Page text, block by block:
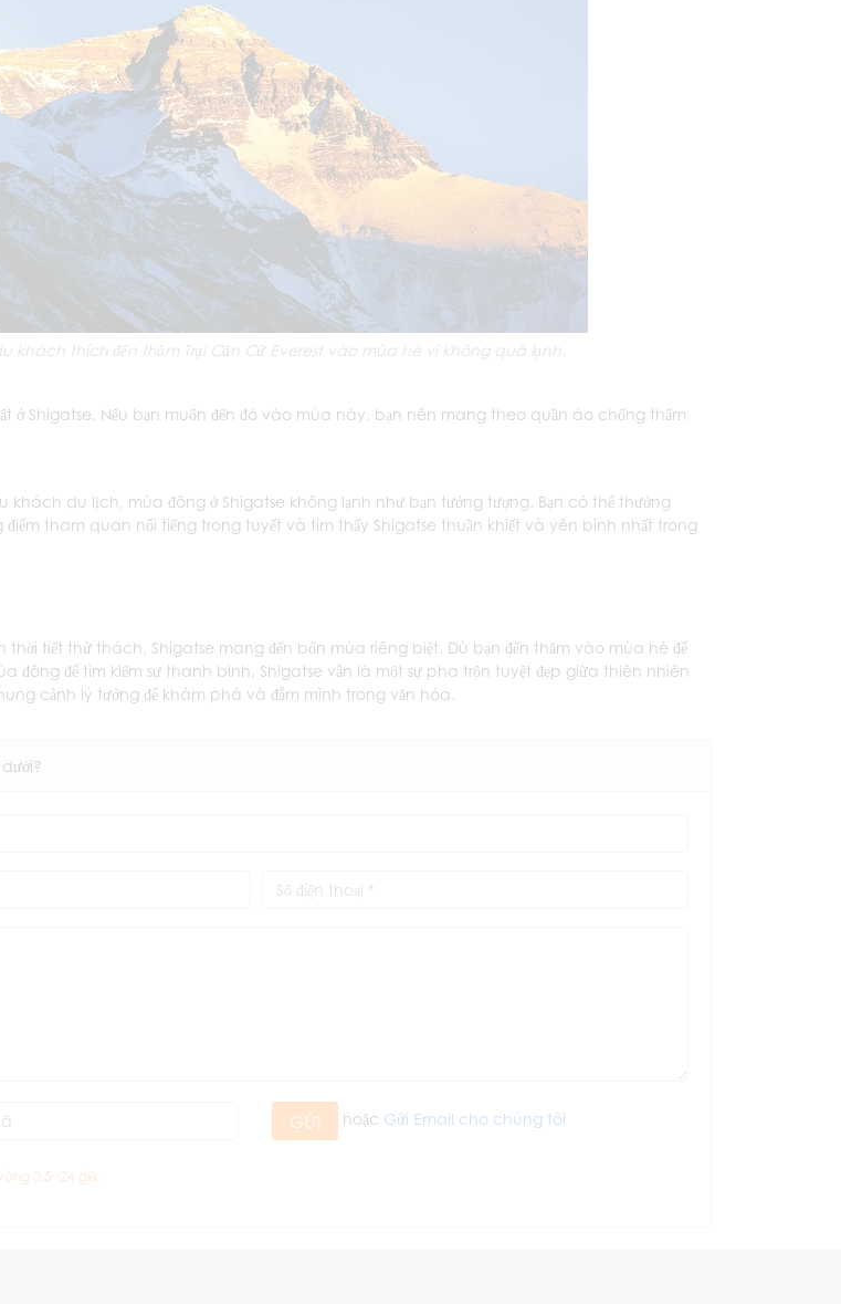
khách thích đến thăm Trại Căn Cứ Everest vào mùa hè vì không quá lạnh.
ở Shigatse. Nếu bạn muốn đến đó vào mùa này, bạn nên mang theo quần áo chống thấm
khách du lịch, mùa đông ở Shigatse không lạnh như bạn tưởng tượng. Bạn có thể thưởng
điểm tham quan nổi tiếng trong tuyết và tìm thấy Shigatse thuần khiết và yên bình nhất trong
thời tiết thử thách, Shigatse mang đến bốn mùa riêng biệt. Dù bạn đến thăm vào mùa hè để
đông để tìm kiếm sự thanh bình, Shigatse vẫn là một sự pha trộn tuyệt đẹp giữa thiên nhiên
cảnh lý tưởng để khám phá và đắm mình trong văn hóa.
GỬI hoặc Gửi Email cho chúng tôi
0.5~24 giờ.